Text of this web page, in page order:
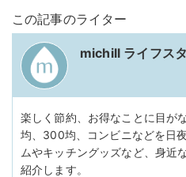
この記事のライター
michill ライフス
楽しく節約、お得なことに目が
均、300均、コンビニなどを日
ムやキッチングッズなど、身近
紹介します。